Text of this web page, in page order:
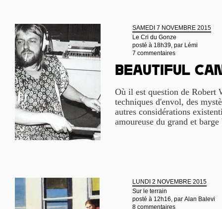
SAMEDI 7 NOVEMBRE 2015
Le Cri du Gonze
posté à 18h39, par Lémi
7 commentaires
Beautiful
Où il est question de Robert
techniques d'envol, des
autres considérations
amoureuse du grand et
LUNDI 2 NOVEMBRE 2015
Sur le terrain
posté à 12h16, par Alan Balevi
8 commentaires